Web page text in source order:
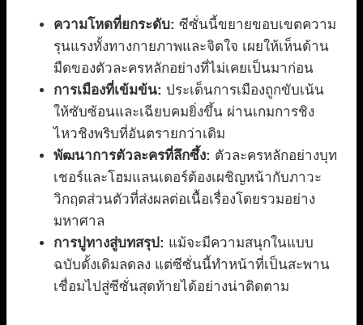
ความโหดที่ยกระดับ: ซีซั่นนี้ขยายขอบเขตความ
รุนแรงทั้งทางกายภาพและจิตใจ เผยให้เห็นด้าน
มืดของตัวละครหลักอย่างที่ไม่เคยเป็นมาก่อน
การเมืองที่เข้มข้น: ประเด็นการเมืองถูกขับเน้น
ให้ซับซ้อนและเฉียบคมยิ่งขึ้น ผ่านเกมการชิง
ไหวชิงพริบที่อันตรายกว่าเดิม
พัฒนาการตัวละครที่ลึกซึ้ง: ตัวละครหลักอย่างบุท
เชอร์และโฮมแลนเดอร์ต้องเผชิญหน้ากับภาวะ
วิกฤตส่วนตัวที่ส่งผลต่อเนื้อเรื่องโดยรวมอย่าง
มหาศาล
การปูทางสู่บทสรุป: แม้จะมีความสนุกในแบบ
ฉบับดั้งเดิมลดลง แต่ซีซั่นนี้ทำหน้าที่เป็นสะพาน
เชื่อมไปสู่ซีซั่นสุดท้ายได้อย่างน่าติดตาม